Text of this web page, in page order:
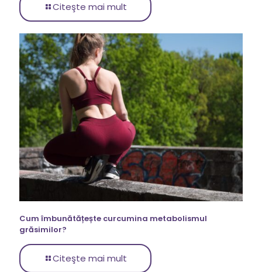
Citeşte mai mult
Cum îmbunătățește curcumina metabolismul
grăsimilor?
Citeşte mai mult